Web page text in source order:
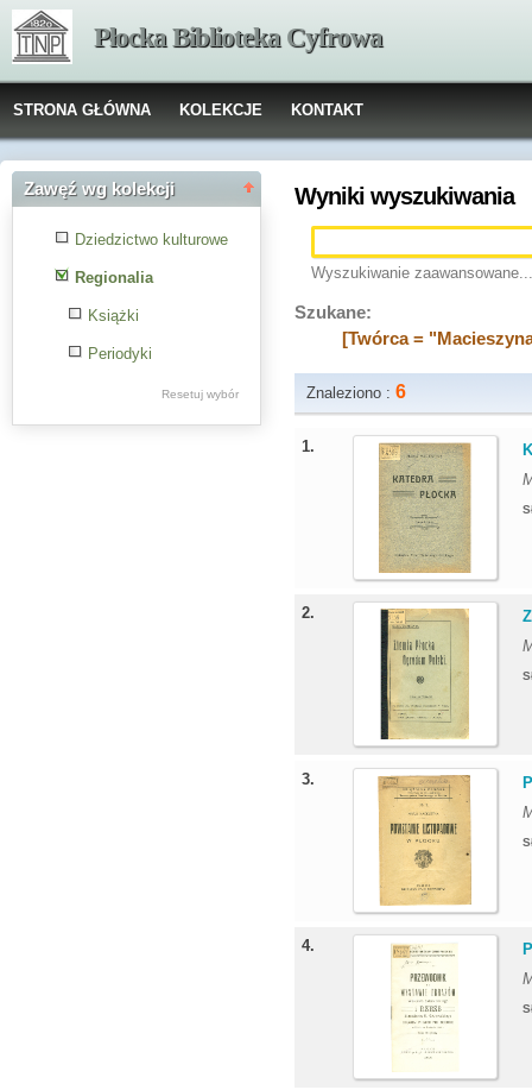
Płocka Biblioteka Cyfrowa
STRONA GŁÓWNA KOLEKCJE KONTAKT
Zawęź wg kolekcji
Dziedzictwo kulturowe
Regionalia
Książki
Periodyki
Resetuj wybór
Wyniki wyszukiwania
Wyszukiwanie zaawansowane...
Szukane:
[Twórca =
Znaleziono :6
1.
2.
3.
4.